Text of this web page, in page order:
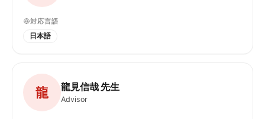
対応言語
日本語
龍 龍見信哉 先生
Advisor